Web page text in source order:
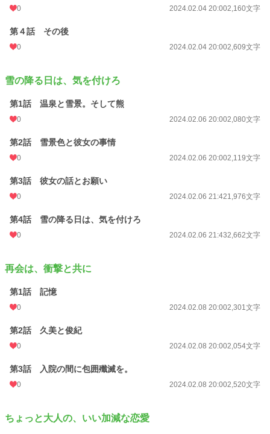
0 2024.02.04 20:002,160文字
第４話 その後
0 2024.02.04 20:002,609文字
雪の降る日は、気を付けろ
第1話 温泉と雪景。そして熊
0 2024.02.06 20:002,080文字
第2話 雪景色と彼女の事情
0 2024.02.06 20:002,119文字
第3話 彼女の話とお願い
0 2024.02.06 21:421,976文字
第4話 雪の降る日は、気を付けろ
0 2024.02.06 21:432,662文字
再会は、衝撃と共に
第1話 記憶
0 2024.02.08 20:002,301文字
第2話 久美と俊紀
0 2024.02.08 20:002,054文字
第3話 入院の間に包囲殲滅を。
0 2024.02.08 20:002,520文字
ちょっと大人の、いい加減な恋愛